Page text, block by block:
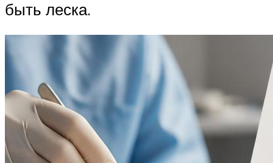
быть леска.